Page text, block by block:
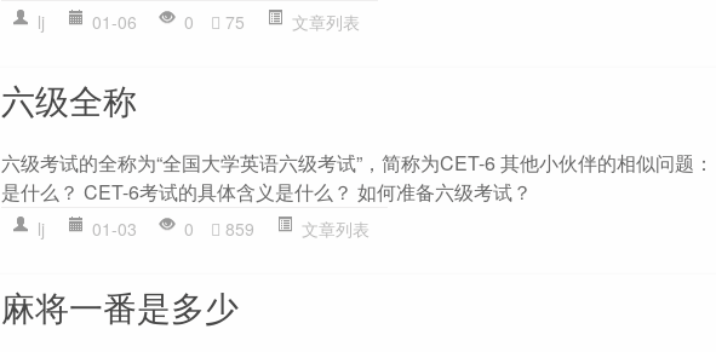
lj 01-06 0 75 文章列表
六级全称
六级考试的全称为“全国大学英语六级考试”，简称为CET-6 其他小伙伴的相似问题
是什么？ CET-6考试的具体含义是什么？ 如何准备六级考试？
lj 01-03 0 859 文章列表
麻将一番是多少